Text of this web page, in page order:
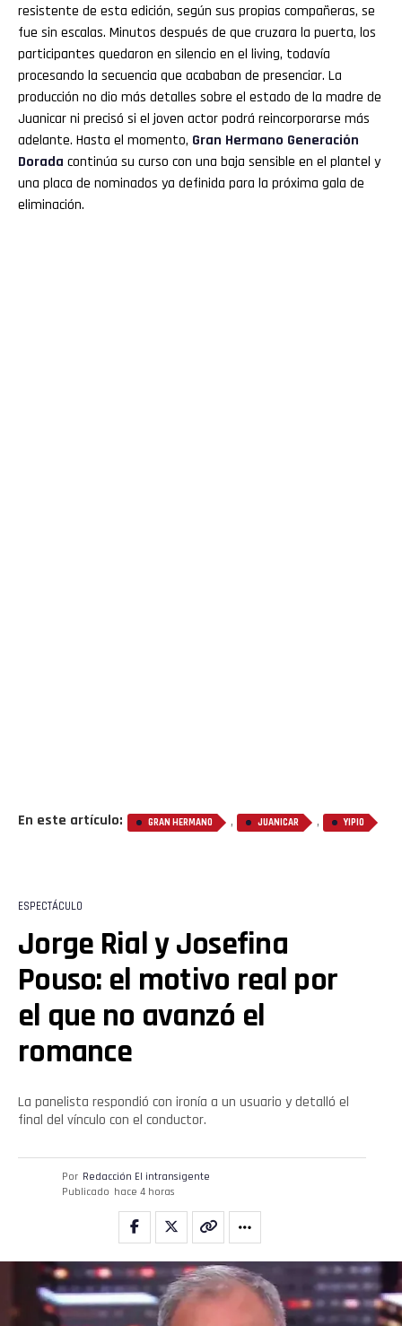
resistente de esta edición, según sus propias compañeras, se
fue sin escalas. Minutos después de que cruzara la puerta, los
participantes quedaron en silencio en el living, todavía
procesando la secuencia que acababan de presenciar. La
producción no dio más detalles sobre el estado de la madre de
Juanicar ni precisó si el joven actor podrá reincorporarse más
adelante. Hasta el momento, Gran Hermano Generación
Dorada continúa su curso con una baja sensible en el plantel y
una placa de nominados ya definida para la próxima gala de
eliminación.
En este artículo: GRAN HERMANO , JUANICAR , YIPIO
ESPECTÁCULO
Jorge Rial y Josefina
Pouso: el motivo real por
el que no avanzó el
romance
La panelista respondió con ironía a un usuario y detalló el
final del vínculo con el conductor.
Por Redacción El intransigente
Publicado hace 4 horas